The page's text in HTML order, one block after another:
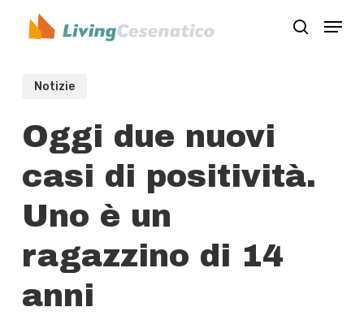
search
Menu
Notizie
Oggi due nuovi
casi di positività.
Uno è un
ragazzino di 14
anni